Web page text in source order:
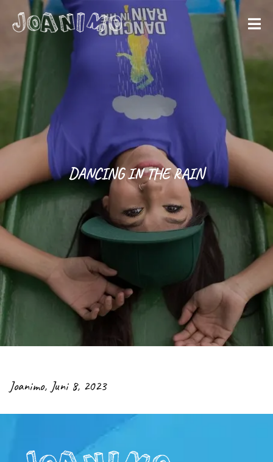
Let´s get
started
Liberate yourself
DANCING IN THE RAIN
Joanimo, Juni 8, 2023